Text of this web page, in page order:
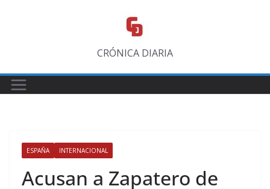
CRÓNICA DIARIA
ESPAÑA INTERNACIONAL
Acusan a Zapatero de